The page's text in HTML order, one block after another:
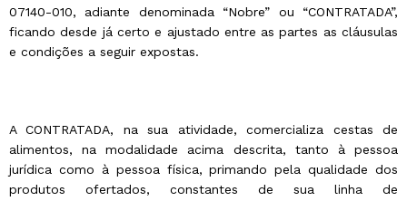
07140-010, adiante denominada “Nobre” ou “CONTRATADA”,
ficando desde já certo e ajustado entre as partes as cláusulas
e condições a seguir expostas.
A CONTRATADA, na sua atividade, comercializa cestas de
alimentos, na modalidade acima descrita, tanto à pessoa
jurídica como à pessoa física, primando pela qualidade dos
produtos ofertados, constantes de sua linha de